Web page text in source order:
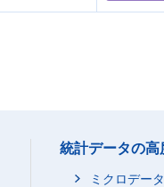
統計データの高
ミクロデー